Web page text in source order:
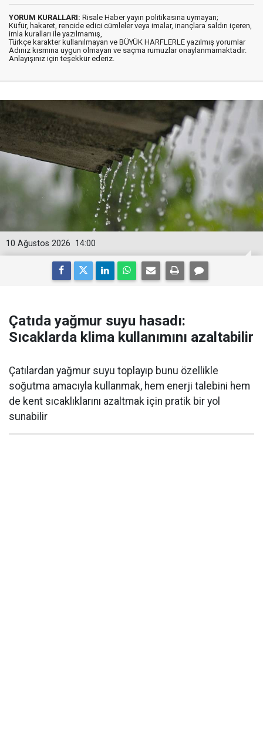
YORUM KURALLARI: Risale Haber yayın politikasına uymayan;
Küfür, hakaret, rencide edici cümleler veya imalar, inançlara saldırı içeren,
imla kuralları ile yazılmamış,
Türkçe karakter kullanılmayan ve BÜYÜK HARFLERLE yazılmış yorumlar
Adınız kısmına uygun olmayan ve saçma rumuzlar onaylanmamaktadır.
Anlayışınız için teşekkür ederiz.
14:00
10 Ağustos 2026
Çatıda yağmur suyu hasadı:
Sıcaklarda klima kullanımını azaltabilir
Çatılardan yağmur suyu toplayıp bunu özellikle
soğutma amacıyla kullanmak, hem enerji talebini hem
de kent sıcaklıklarını azaltmak için pratik bir yol
sunabilir